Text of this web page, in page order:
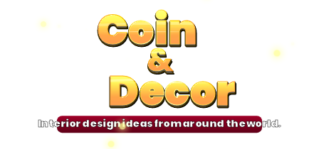
Coin
&
Decor
Coin
&
Decor
Coin
&
Decor
Coin
&
Decor
Interior design ideas from around the world.